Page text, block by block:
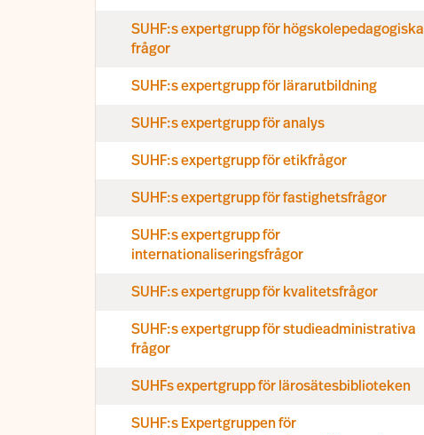
SUHF:s expertgrupp för högskolepedagogiska
frågor
SUHF:s expertgrupp för lärarutbildning
SUHF:s expertgrupp för analys
SUHF:s expertgrupp för etikfrågor
SUHF:s expertgrupp för fastighetsfrågor
SUHF:s expertgrupp för
internationaliseringsfrågor
SUHF:s expertgrupp för kvalitetsfrågor
SUHF:s expertgrupp för studieadministrativa
frågor
SUHFs expertgrupp för lärosätesbiblioteken
SUHF:s Expertgruppen för